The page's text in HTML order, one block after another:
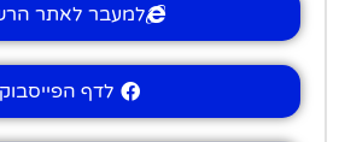
למעבר לאתר
לדף הפייסבוק